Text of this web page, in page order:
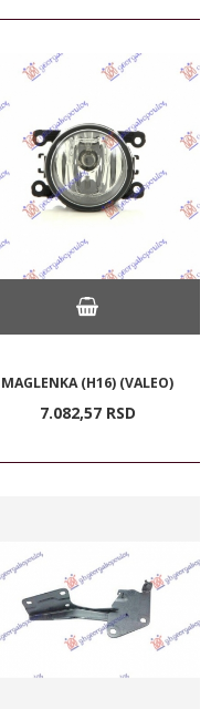
MAGLENKA (H16) (VALEO)
7.082,57 RSD